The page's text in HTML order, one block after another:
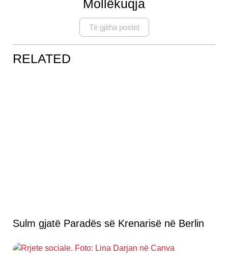
Mollëkuqja
Të gjitha postet
RELATED
Sulm gjatë Paradës së Krenarisë në Berlin